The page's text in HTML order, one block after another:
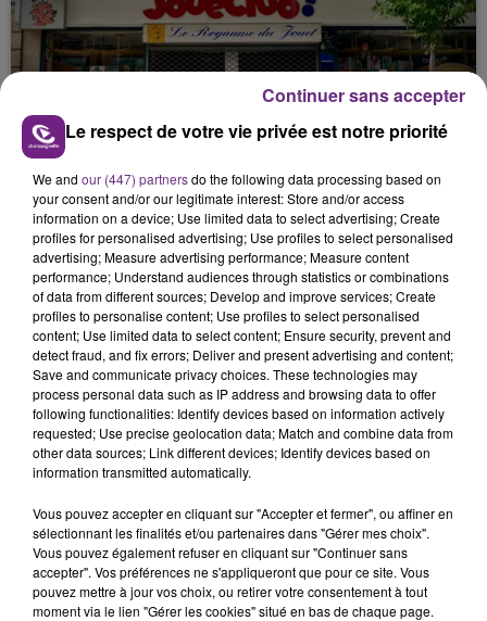
LE MAGASIN JOUÉCLUB DE REIMS FERME
SES PORTES
C'était l'une des institutions du centre-ville
rémois. Le magasin JouéClub est contraint de
fermer ses portes.
TITRES DIFFUSÉS
19h42
19h42
ANGELE & JUSTICE
What You Want
19h40
19h40
LOREEN
Is It Love
19h36
19h36 19h29
19h29
Le respect de votre vie privée est notre priorité
We and our (447) partnersdo the following data processing based on
your consent and/or our legitimate interest: Store and/or access
information on a device; Use limited data to select advertising; Create
profiles for personalised advertising; Use profiles to select personalised
advertising; Measure advertising performance; Measure content
performance; Understand audiences through statistics or combinations
of data from different sources; Develop and improve services; Create
profiles to personalise content; Use profiles to select personalised
content; Use limited data to select content; Ensure security, prevent and
detect fraud, and fix errors; Deliver and present advertising and content;
Save and communicate privacy choices. These technologies may
process personal data such as IP address and browsing data to offer
following functionalities: Identify devices based on information actively
requested; Use precise geolocation data; Match and combine data from
other data sources; Link different devices; Identify devices based on
information transmitted automatically.
Vous pouvez accepter en cliquant sur "Accepter et fermer", ou affiner en
sélectionnant les finalités et/ou partenaires dans "Gérer mes choix".
Vous pouvez également refuser en cliquant sur "Continuer sans
accepter". Vos préférences ne s'appliqueront que pour ce site. Vous
pouvez mettre à jour vos choix, ou retirer votre consentement à tout
moment via le lien "Gérer les cookies" situé en bas de chaque page.
Continuer sans accepter